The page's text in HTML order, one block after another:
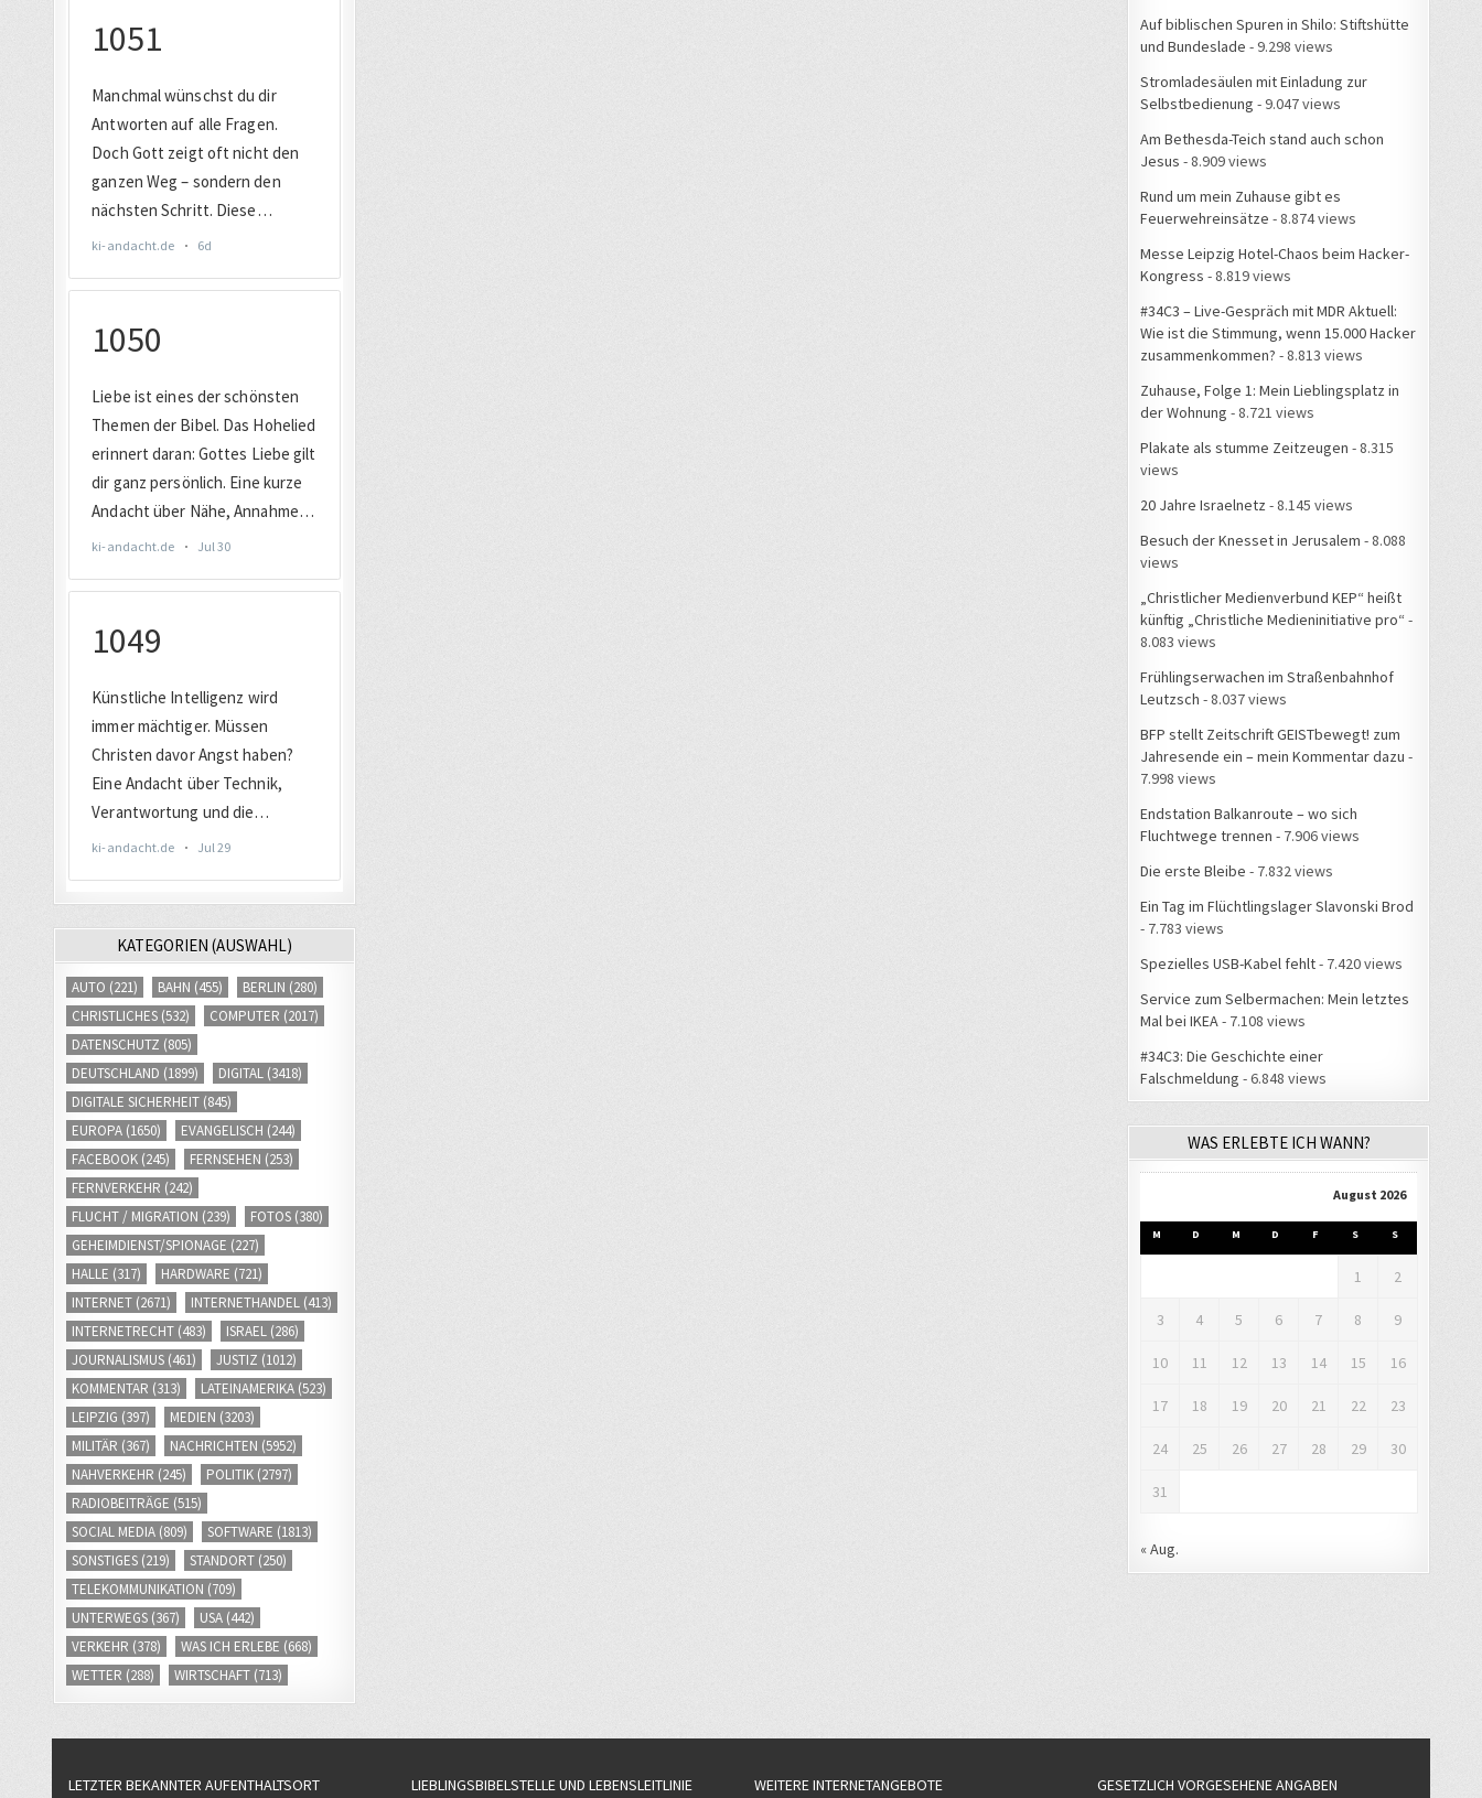
KATEGORIEN (AUSWAHL)
AUTO (221) BAHN (455) BERLIN (280)
CHRISTLICHES (532) COMPUTER (2017)
DATENSCHUTZ (805)
DEUTSCHLAND (1899) DIGITAL (3418)
DIGITALE SICHERHEIT (845)
EUROPA (1650) EVANGELISCH (244)
FACEBOOK (245) FERNSEHEN (253)
FERNVERKEHR (242)
FLUCHT / MIGRATION (239) FOTOS (380)
GEHEIMDIENST/SPIONAGE (227)
HALLE (317) HARDWARE (721)
INTERNET (2671) INTERNETHANDEL (413)
INTERNETRECHT (483) ISRAEL (286)
JOURNALISMUS (461) JUSTIZ (1012)
KOMMENTAR (313) LATEINAMERIKA (523)
LEIPZIG (397) MEDIEN (3203)
MILITÄR (367) NACHRICHTEN (5952)
NAHVERKEHR (245) POLITIK (2797)
RADIOBEITRÄGE (515)
SOCIAL MEDIA (809) SOFTWARE (1813)
SONSTIGES (219) STANDORT (250)
TELEKOMMUNIKATION (709)
UNTERWEGS (367) USA (442)
VERKEHR (378) WAS ICH ERLEBE (668)
WETTER (288) WIRTSCHAFT (713)
Auf biblischen Spuren in Shilo: Stiftshütte
und Bundeslade - 9.298 views
Stromladesäulen mit Einladung zur
Selbstbedienung - 9.047 views
Am Bethesda-Teich stand auch schon
Jesus - 8.909 views
Rund um mein Zuhause gibt es
Feuerwehreinsätze - 8.874 views
Messe Leipzig Hotel-Chaos beim Hacker-
Kongress - 8.819 views
#34C3 – Live-Gespräch mit MDR Aktuell:
Wie ist die Stimmung, wenn 15.000 Hacker
zusammenkommen? - 8.813 views
Zuhause, Folge 1: Mein Lieblingsplatz in
der Wohnung - 8.721 views
Plakate als stumme Zeitzeugen - 8.315
views
20 Jahre Israelnetz - 8.145 views
Besuch der Knesset in Jerusalem - 8.088
views
„Christlicher Medienverbund KEP“ heißt
künftig „Christliche Medieninitiative pro“ -
8.083 views
Frühlingserwachen im Straßenbahnhof
Leutzsch - 8.037 views
BFP stellt Zeitschrift GEISTbewegt! zum
Jahresende ein – mein Kommentar dazu -
7.998 views
Endstation Balkanroute – wo sich
Fluchtwege trennen - 7.906 views
Die erste Bleibe - 7.832 views
Ein Tag im Flüchtlingslager Slavonski Brod
- 7.783 views
Spezielles USB-Kabel fehlt- 7.420 views
Service zum Selbermachen: Mein letztes
Mal bei IKEA - 7.108 views
#34C3: Die Geschichte einer
Falschmeldung - 6.848 views
WAS ERLEBTE ICH WANN?
August 2026
M D M D F S S
1 2
3 4 5 6 7 8 9
10 11 12 13 14 15 16
17 18 19 20 21 22 23
24 25 26 27 28 29 30
31
« Aug.
LETZTER BEKANNTER AUFENTHALTSORT LIEBLINGSBIBELSTELLE UND LEBENSLEITLINIE WEITERE INTERNETANGEBOTE GESETZLICH VORGESEHENE ANGABEN